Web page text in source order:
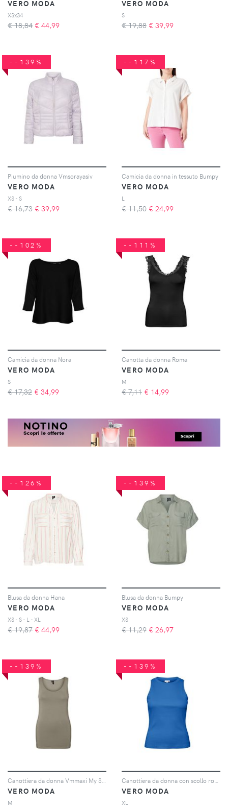
VERO MODA
XSx34
€ 18,84 € 44,99
VERO MODA
S
€ 19,88 € 39,99
--139%
Piumino da donna Vmsorayasiv
VERO MODA
XS - S
€ 16,73 € 39,99
--117%
Camicia da donna in tessuto Bumpy
VERO MODA
L
€ 11,50 € 24,99
--102%
Camicia da donna Nora
VERO MODA
S
€ 17,32 € 34,99
--111%
Canotta da donna Roma
VERO MODA
M
€ 7,11 € 14,99
--126%
Blusa da donna Hana
VERO MODA
XS - S - L - XL
€ 19,87 € 44,99
--139%
Blusa da donna Bumpy
VERO MODA
XS
€ 11,29 € 26,97
--139%
VERO MODA
M
--139%
VERO MODA
XL